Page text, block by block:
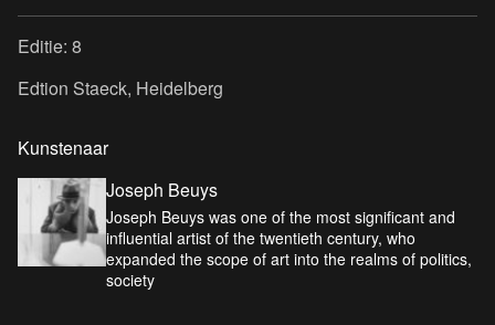
Editie: 8
Edtion Staeck, Heidelberg
Kunstenaar
Joseph Beuys
Joseph Beuys was one of the most significant and
influential artist of the twentieth century, who
expanded the scope of art into the realms of politics,
society